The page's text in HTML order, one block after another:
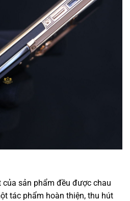
của sản phẩm đều được chau
tác phẩm hoàn thiện, thu hút